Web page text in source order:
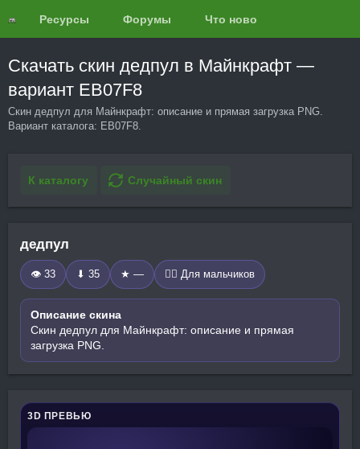
Ресурсы Форумы Что нового?
Скачать скин дедпул в Майнкрафт —
вариант EB07F8
Скин дедпул для Майнкрафт: описание и прямая загрузка PNG.
Вариант каталога: EB07F8.
К каталогу Случайный скин
дедпул
👁 33 ⬇ 35 ★ — 🧍‍♂️ Для мальчиков
Описание скина
Скин дедпул для Майнкрафт: описание и прямая
загрузка PNG.
3D ПРЕВЬЮ